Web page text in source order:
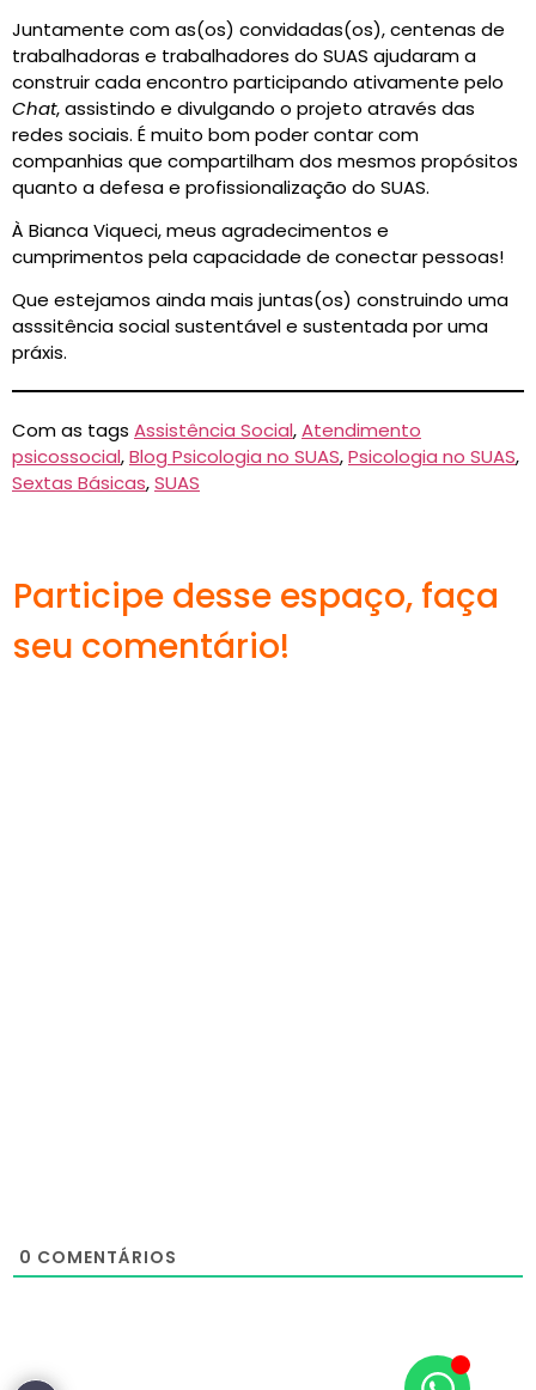
Juntamente com as(os) convidadas(os), centenas de
trabalhadoras e trabalhadores do SUAS ajudaram a
construir cada encontro participando ativamente pelo
Chat, assistindo e divulgando o projeto através das
redes sociais. É muito bom poder contar com
companhias que compartilham dos mesmos propósitos
quanto a defesa e profissionalização do SUAS.
À Bianca Viqueci, meus agradecimentos e
cumprimentos pela capacidade de conectar pessoas!
Que estejamos ainda mais juntas(os) construindo uma
asssitência social sustentável e sustentada por uma
práxis.
Com as tags Assistência Social,Atendimento
psicossocial,Blog Psicologia no SUAS,Psicologia no SUAS,
Sextas Básicas,SUAS
Participe desse espaço, faça
seu comentário!
0 COMENTÁRIOS